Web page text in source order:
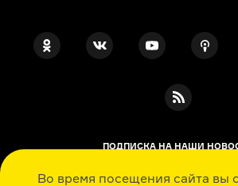
Во время посещения сайта вы
ПОДПИСКА НА НАШИ